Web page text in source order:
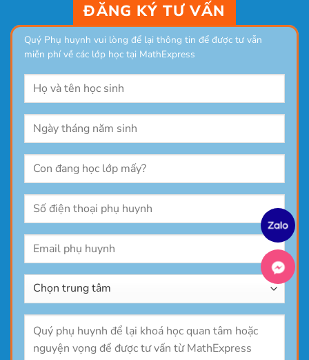
ĐĂNG KÝ TƯ VẤN
Quý Phụ huynh vui lòng để lại thông tin để được tư vẫn
miễn phí về các lớp học tại MathExpress